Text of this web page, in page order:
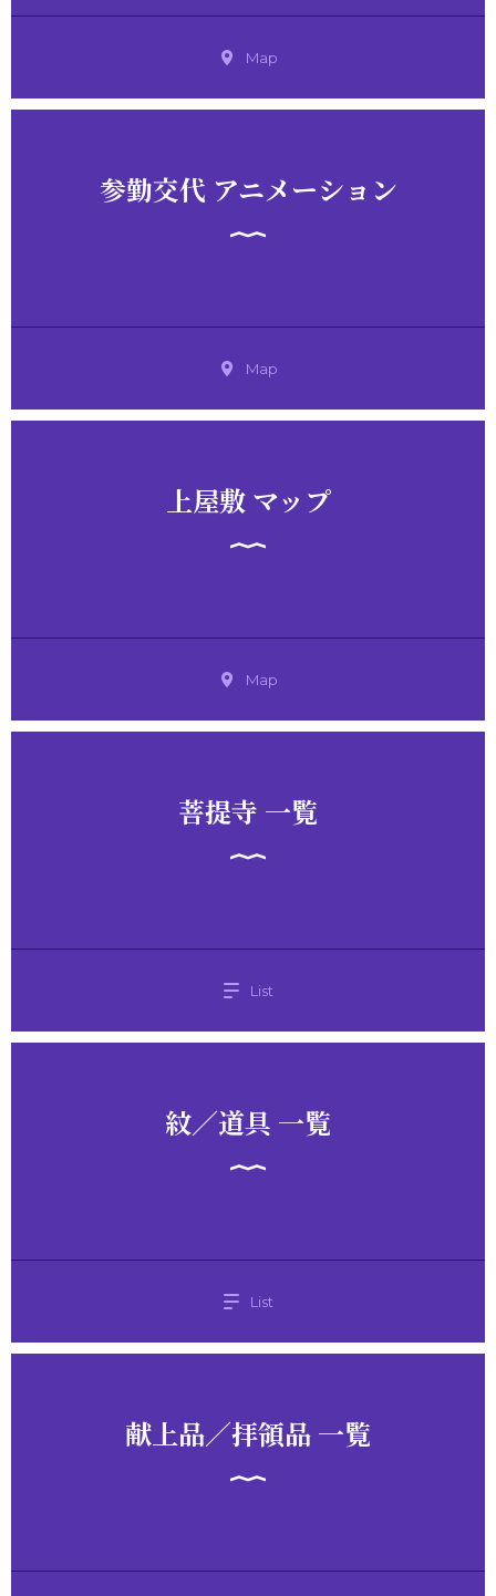
Map
参勤交代 アニメーション
Map
上屋敷 マップ
Map
菩提寺 一覧
List
紋／道具 一覧
List
献上品／拝領品 一覧